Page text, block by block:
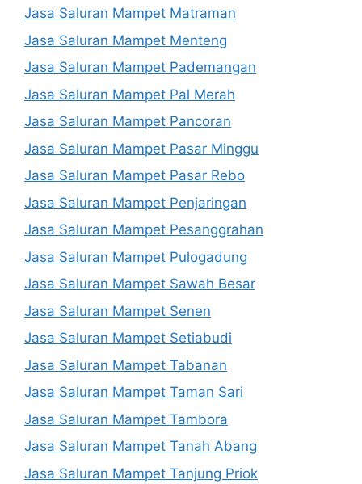
Jasa Saluran Mampet Matraman
Jasa Saluran Mampet Menteng
Jasa Saluran Mampet Pademangan
Jasa Saluran Mampet Pal Merah
Jasa Saluran Mampet Pancoran
Jasa Saluran Mampet Pasar Minggu
Jasa Saluran Mampet Pasar Rebo
Jasa Saluran Mampet Penjaringan
Jasa Saluran Mampet Pesanggrahan
Jasa Saluran Mampet Pulogadung
Jasa Saluran Mampet Sawah Besar
Jasa Saluran Mampet Senen
Jasa Saluran Mampet Setiabudi
Jasa Saluran Mampet Tabanan
Jasa Saluran Mampet Taman Sari
Jasa Saluran Mampet Tambora
Jasa Saluran Mampet Tanah Abang
Jasa Saluran Mampet Tanjung Priok